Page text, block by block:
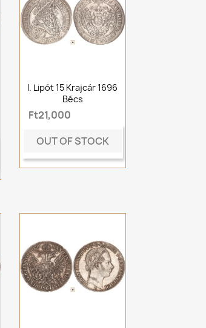
I. Lipót 15 Krajcár 1696
Bécs
Ft21,000
OUT OF STOCK